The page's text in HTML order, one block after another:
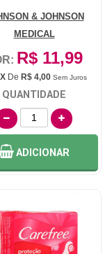
& JOHNSON
MEDICAL
R$ 11,99
De R$ 4,00 Sem Juros
QUANTIDADE
ADICIONAR